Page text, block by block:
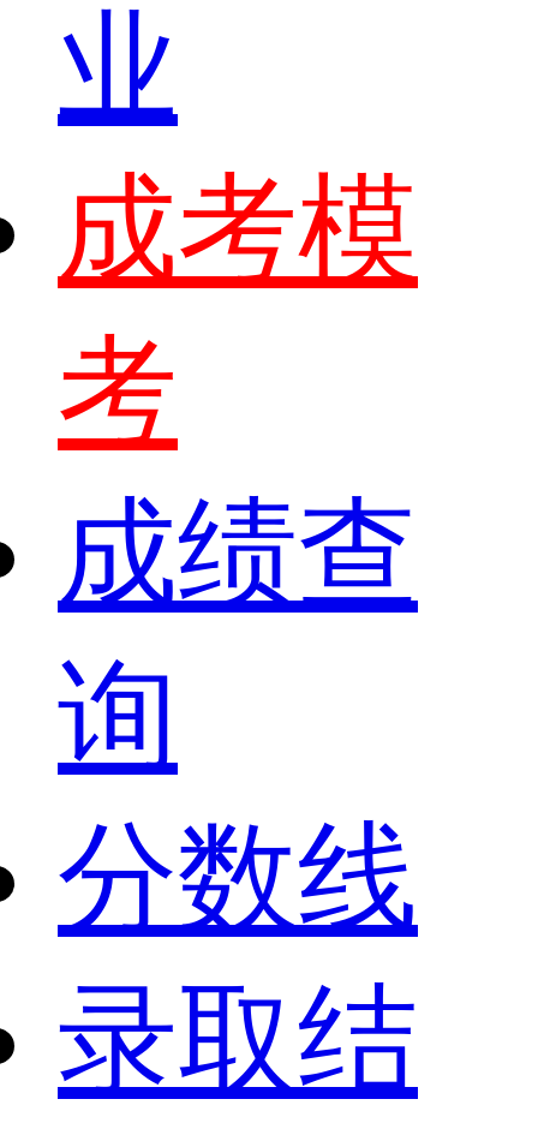
业
成考模
考
成绩查
询
分数线
录取结